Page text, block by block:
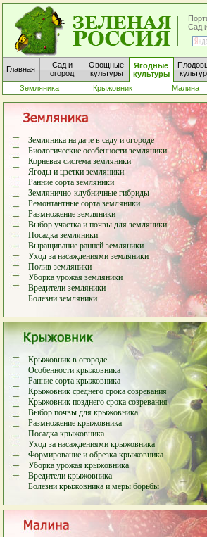
Сад
Главная
Сад и
огород
Овощные
культуры
Ягодные
культуры
Земляника
Крыжовник Малина
Земляника на даче в саду и огороде
Биологические особенности земляники
Корневая система земляники
Ягоды и цветки земляники
Ранние сорта земляники
Землянично-клубничные гибриды
Ремонтантные сорта земляники
Размножение земляники
Выбор участка и почвы для земляники
Посадка земляники
Выращивание ранней земляники
Уход за насаждениями земляники
Полив земляники
Уборка урожая земляники
Вредители земляники
Болезни земляники
Крыжовник в огороде
Особенности крыжовника
Ранние сорта крыжовника
Крыжовник среднего срока созревания
Крыжовник позднего срока созревания
Выбор почвы для крыжовника
Размножение крыжовника
Посадка крыжовника
Уход за насаждениями крыжовника
Формирование и обрезка крыжовника
Уборка урожая крыжовника
Вредители крыжовника
Болезни крыжовника и меры борьбы